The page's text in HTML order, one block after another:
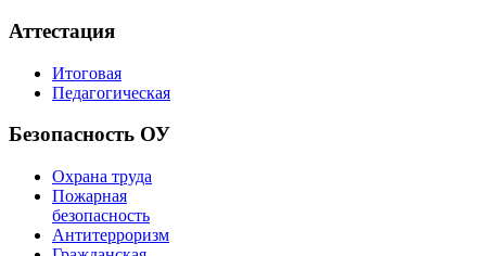
Аттестация
Итоговая
Педагогическая
Безопасность ОУ
Охрана труда
Пожарная
безопасность
Антитерроризм